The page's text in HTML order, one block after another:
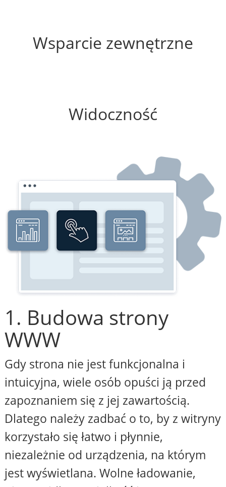
Wsparcie zewnętrzne
Widoczność
1. Budowa strony
WWW
Gdy strona nie jest funkcjonalna i
intuicyjna, wiele osób opuści ją przed
zapoznaniem się z jej zawartością.
Dlatego należy zadbać o to, by z witryny
korzystało się łatwo i płynnie,
niezależnie od urządzenia, na którym
jest wyświetlana. Wolne ładowanie,